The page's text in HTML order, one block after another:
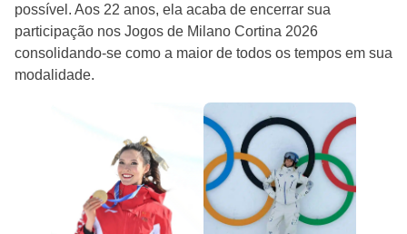
possível. Aos 22 anos, ela acaba de encerrar sua
participação nos Jogos de Milano Cortina 2026
consolidando-se como a maior de todos os tempos em sua
modalidade.